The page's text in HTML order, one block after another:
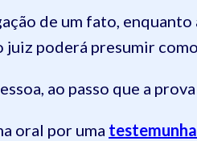
de um fato,
poderá presumir
ao passo que a
oral por uma testemunha